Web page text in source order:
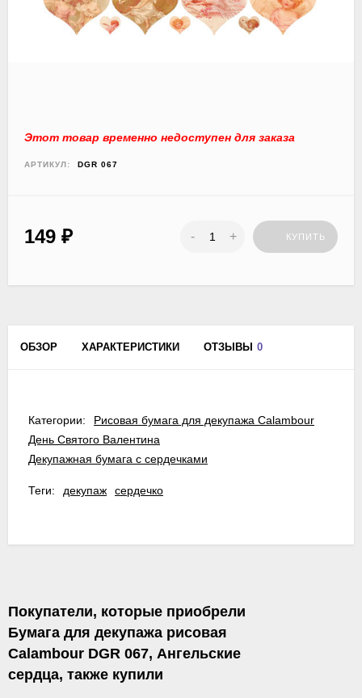
Этот товар временно недоступен для заказа
АРТИКУЛ: DGR 067
149 ₽ - + КУПИТЬ
ОБЗОР ХАРАКТЕРИСТИКИ ОТЗЫВЫ 0
Категории:
Рисовая бумага для декупажа Calambour
День Святого Валентина
Декупажная бумага с сердечками
Теги: декупаж сердечко
Покупатели, которые приобрели
Бумага для декупажа рисовая
Calambour DGR 067, Ангельские
сердца, также купили